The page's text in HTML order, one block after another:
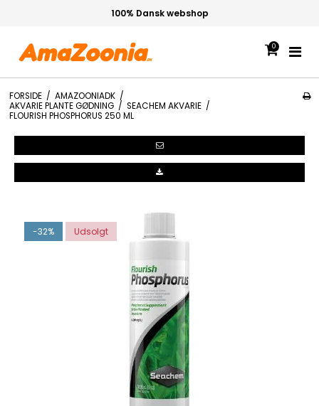
100% Dansk webshop
0
FORSIDE / AMAZOONIADK /
AKVARIE PLANTE GØDNING / SEACHEM AKVARIE /
FLOURISH PHOSPHORUS 250 ML
-32% Udsolgt